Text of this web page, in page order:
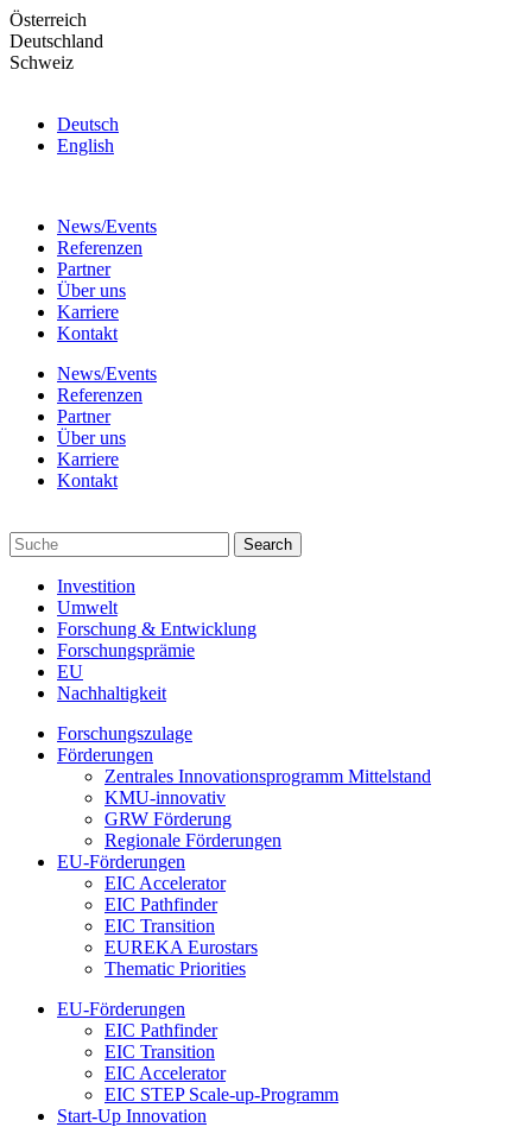
Skip
to
the
Österreich
Deutschland
Schweiz
Deutsch
English
News/Events
Referenzen
Partner
Über uns
Karriere
Kontakt
News/Events
Referenzen
Partner
Über uns
Karriere
Kontakt
Investition
Umwelt
Forschung & Entwicklung
Forschungsprämie
EU
Nachhaltigkeit
Forschungszulage
Förderungen
Zentrales Innovationsprogramm Mittelstand
KMU-innovativ
GRW Förderung
Regionale Förderungen
EU-Förderungen
EIC Accelerator
EIC Pathfinder
EIC Transition
EUREKA Eurostars
Thematic Priorities
EU-Förderungen
EIC Pathfinder
EIC Transition
EIC Accelerator
EIC STEP Scale-up-Programm
Start-Up Innovation